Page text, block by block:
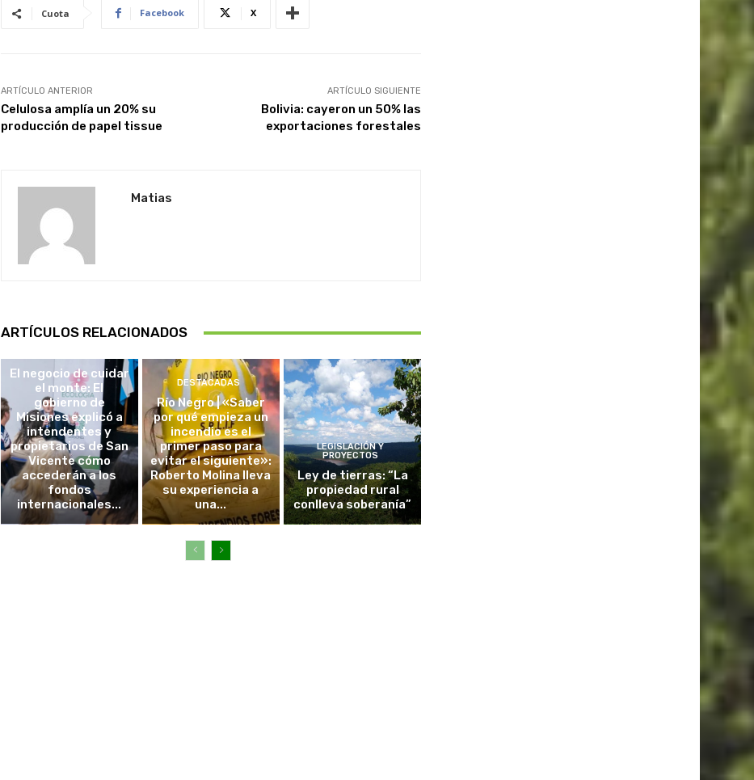
Cuota Facebook X
ARTÍCULO ANTERIOR
Celulosa amplía un 20% su
producción de papel tissue
ARTÍCULO SIGUIENTE
Bolivia: cayeron un 50% las
exportaciones forestales
Matias
ARTÍCULOS RELACIONADOS
El negocio de cuidar
el monte: El
gobierno de
Misiones explicó a
intendentes y
propietarios de San
Vicente cómo
accederán a los
fondos
internacionales...
DESTACADAS
Río Negro | «Saber
por qué empieza un
incendio es el
primer paso para
evitar el siguiente»:
Roberto Molina lleva
su experiencia a
una...
LEGISLACIÓN Y
PROYECTOS
Ley de tierras: “La
propiedad rural
conlleva soberanía”